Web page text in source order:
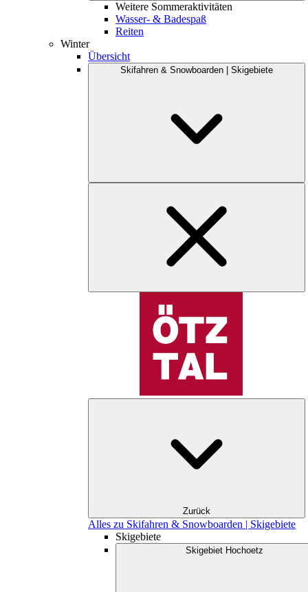
Weitere Sommeraktivitäten
Wasser- & Badespaß
Reiten
Winter
Übersicht
Skifahren & Snowboarden | Skigebiete
Zurück
Alles zu Skifahren & Snowboarden | Skigebiete
Skigebiete
Skigebiet Hochoetz